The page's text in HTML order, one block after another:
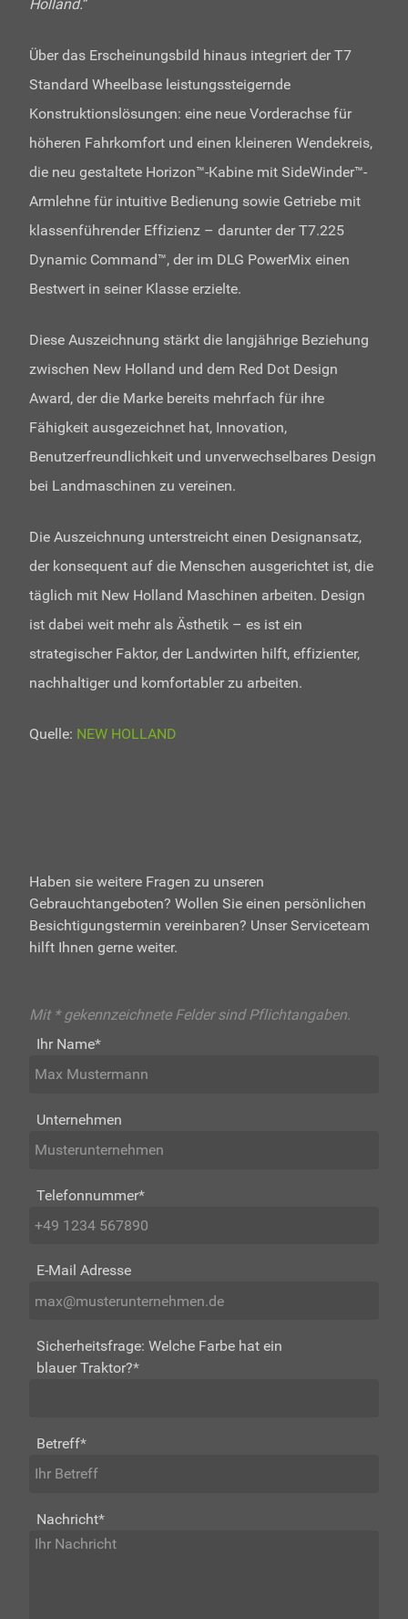
Holland.”
Über das Erscheinungsbild hinaus integriert der T7
Standard Wheelbase leistungssteigernde
Konstruktionslösungen: eine neue Vorderachse für
höheren Fahrkomfort und einen kleineren Wendekreis,
die neu gestaltete Horizon™-Kabine mit SideWinder™-
Armlehne für intuitive Bedienung sowie Getriebe mit
klassenführender Effizienz – darunter der T7.225
Dynamic Command™, der im DLG PowerMix einen
Bestwert in seiner Klasse erzielte.
Diese Auszeichnung stärkt die langjährige Beziehung
zwischen New Holland und dem Red Dot Design
Award, der die Marke bereits mehrfach für ihre
Fähigkeit ausgezeichnet hat, Innovation,
Benutzerfreundlichkeit und unverwechselbares Design
bei Landmaschinen zu vereinen.
Die Auszeichnung unterstreicht einen Designansatz,
der konsequent auf die Menschen ausgerichtet ist, die
täglich mit New Holland Maschinen arbeiten. Design
ist dabei weit mehr als Ästhetik – es ist ein
strategischer Faktor, der Landwirten hilft, effizienter,
nachhaltiger und komfortabler zu arbeiten.
Quelle: NEW HOLLAND
Haben sie weitere Fragen zu unseren
Gebrauchtangeboten? Wollen Sie einen persönlichen
Besichtigungstermin vereinbaren? Unser Serviceteam
hilft Ihnen gerne weiter.
Ihr Name*
Unternehmen
Telefonnummer*
E-Mail Adresse
Mit * gekennzeichnete Felder sind Pflichtangaben.
Sicherheitsfrage: Welche Farbe hat ein
blauer Traktor?*
Betreff*
Nachricht*